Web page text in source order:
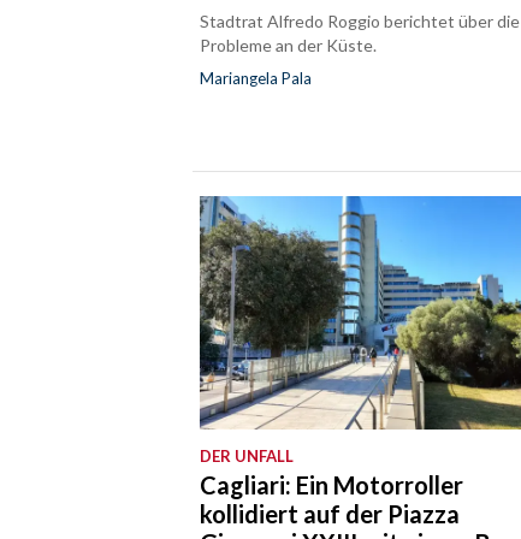
Stadtrat Alfredo Roggio berichtet über die
Probleme an der Küste.
Mariangela Pala
DER UNFALL
Cagliari: Ein Motorroller
kollidiert auf der Piazza